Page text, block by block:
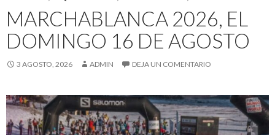
MARCHABLANCA 2026, EL
DOMINGO 16 DE AGOSTO
3 AGOSTO, 2026 ADMIN DEJA UN COMENTARIO